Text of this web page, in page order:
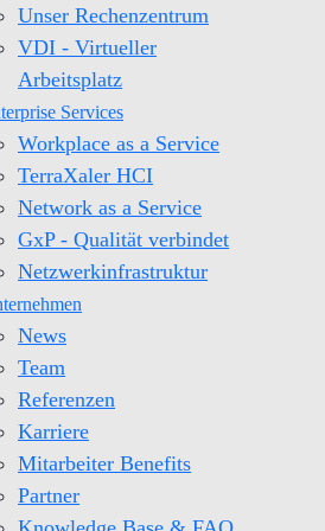
Unser Rechenzentrum
VDI - Virtueller
Arbeitsplatz
Services
Workplace as a Service
TerraXaler HCI
Network as a Service
GxP - Qualität verbindet
Netzwerkinfrastruktur
News
Team
Referenzen
Karriere
Mitarbeiter Benefits
Partner